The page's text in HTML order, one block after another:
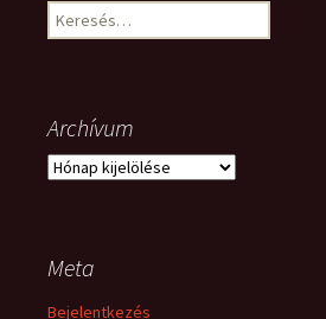
Keresés:
Archívum
Archívum
Meta
Bejelentkezés